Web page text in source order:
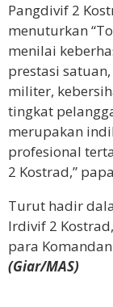
Pangdivif 2
menuturkan
menilai
prestasi
militer,
tingkat
merupakan
profesional
2 Kostrad,”
Turut hadir
Irdivif 2
para
(Giar/MAS)